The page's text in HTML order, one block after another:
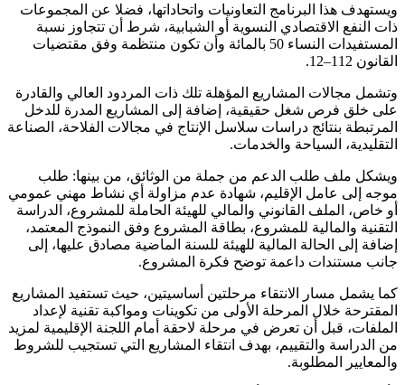
ويستهدف هذا البرنامج التعاونيات واتحاداتها، فضلا عن المجموعات
ذات النفع الاقتصادي النسوية أو الشبابية، شرط أن تتجاوز نسبة
المستفيدات النساء 50 بالمائة وأن تكون منتظمة وفق مقتضيات
القانون 112–12.
وتشمل مجالات المشاريع المؤهلة تلك ذات المردود العالي والقادرة
على خلق فرص شغل حقيقية، إضافة إلى المشاريع المدرة للدخل
المرتبطة بنتائج دراسات سلاسل الإنتاج في مجالات الفلاحة، الصناعة
التقليدية، السياحة والخدمات.
ويشكل ملف طلب الدعم من جملة من الوثائق، من بينها: طلب
موجه إلى عامل الإقليم، شهادة عدم مزاولة أي نشاط مهني عمومي
أو خاص، الملف القانوني والمالي للهيئة الحاملة للمشروع، الدراسة
التقنية والمالية للمشروع، بطاقة المشروع وفق النموذج المعتمد،
إضافة إلى الحالة المالية للهيئة للسنة الماضية مصادق عليها، إلى
جانب مستندات داعمة توضح فكرة المشروع.
كما يشمل مسار الانتقاء مرحلتين أساسيتين، حيث تستفيد المشاريع
المقترحة خلال المرحلة الأولى من تكوينات ومواكبة تقنية لإعداد
الملفات، قبل أن تعرض في مرحلة لاحقة أمام اللجنة الإقليمية لمزيد
من الدراسة والتقييم، بهدف انتقاء المشاريع التي تستجيب للشروط
والمعايير المطلوبة.